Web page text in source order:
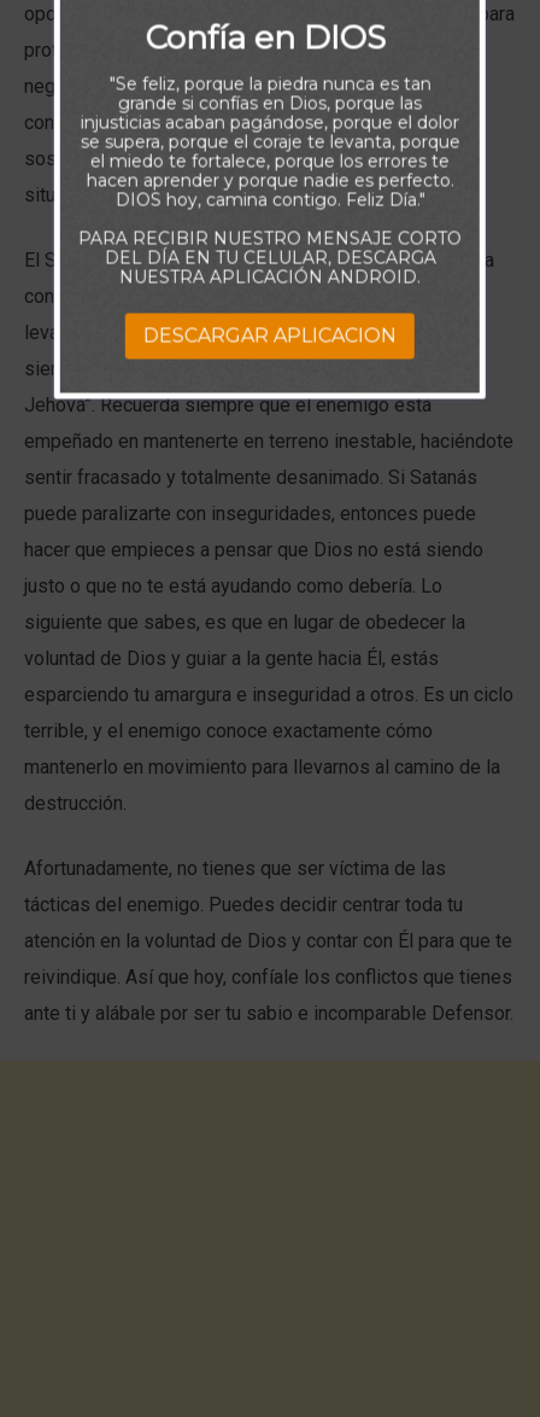
oposición cuando estás siendo obediente y fiel. Pero para
protegerte, debes dejar atrás esos pensamientos
negativos y buscar continuamente una relación cercana
con El Señor. Dios te dará esperanza y ánimo para
sostenerte, asi sea bastante grande el tamaño de la
situación por la que estés pasando.
El Señor promete en Isaías 54:17: “Ninguna arma forjada
contra ti prosperará, y condenarás toda lengua que se
levante contra ti en juicio. Esta es la herencia de los
siervos de Jehová, y su salvación de mí vendrá, dijo
Jehová”. Recuerda siempre que el enemigo está
empeñado en mantenerte en terreno inestable, haciéndote
sentir fracasado y totalmente desanimado. Si Satanás
puede paralizarte con inseguridades, entonces puede
hacer que empieces a pensar que Dios no está siendo
justo o que no te está ayudando como debería. Lo
siguiente que sabes, es que en lugar de obedecer la
voluntad de Dios y guiar a la gente hacia Él, estás
esparciendo tu amargura e inseguridad a otros. Es un ciclo
terrible, y el enemigo conoce exactamente cómo
mantenerlo en movimiento para llevarnos al camino de la
destrucción.
Afortunadamente, no tienes que ser víctima de las
tácticas del enemigo. Puedes decidir centrar toda tu
atención en la voluntad de Dios y contar con Él para que te
reivindique. Así que hoy, confíale los conflictos que tienes
ante ti y alábale por ser tu sabio e incomparable Defensor.
Confía en DIOS
"Se feliz, porque la piedra nunca es tan
grande si confías en Dios, porque las
injusticias acaban pagándose, porque el dolor
se supera, porque el coraje te levanta, porque
el miedo te fortalece, porque los errores te
hacen aprender y porque nadie es perfecto.
DIOS hoy, camina contigo. Feliz Día."
PARA RECIBIR NUESTRO MENSAJE CORTO
DEL DÍA EN TU CELULAR, DESCARGA
NUESTRA APLICACIÓN ANDROID.
DESCARGAR APLICACION